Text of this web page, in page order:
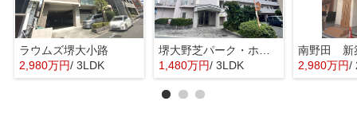
ラウムズ堺大小路
2,980万円/ 3LDK
1,480万円/ 3LDK
南野田 新
2,980万円/